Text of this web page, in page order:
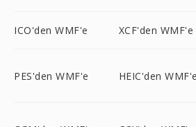
ICO'den WMF'e XCF'den WMF'e
PES'den WMF'e HEIC'den WMF'e